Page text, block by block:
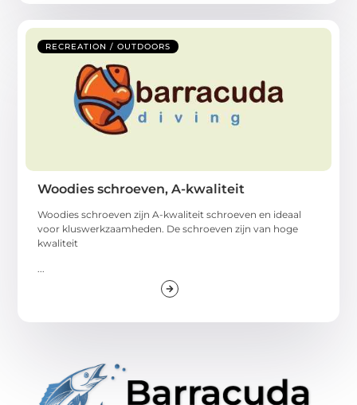
RECREATION / OUTDOORS
Woodies schroeven, A-kwaliteit
Woodies schroeven zijn A-kwaliteit schroeven en ideaal
voor kluswerkzaamheden. De schroeven zijn van hoge
kwaliteit
...